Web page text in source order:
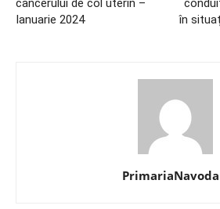
cancerului de col uterin –
Ianuarie 2024
în